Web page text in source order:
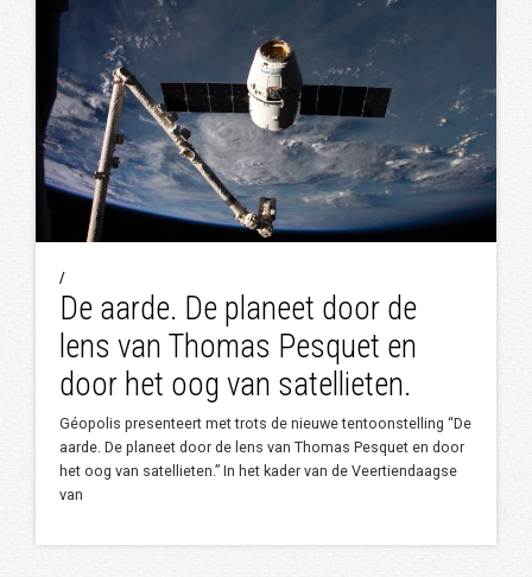
/
De aarde. De planeet door de
lens van Thomas Pesquet en
door het oog van satellieten.
Géopolis presenteert met trots de nieuwe tentoonstelling “De
aarde. De planeet door de lens van Thomas Pesquet en door
het oog van satellieten.” In het kader van de Veertiendaagse
van